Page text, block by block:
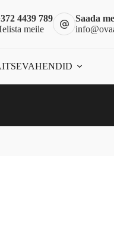
4439 789
meile
Saada